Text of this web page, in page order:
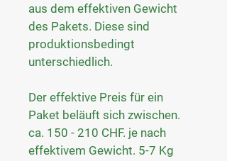
aus dem effektiven Gewicht
des Pakets. Diese sind
produktionsbedingt
unterschiedlich.
Der effektive Preis für ein
Paket beläuft sich zwischen.
ca. 150 - 210 CHF. je nach
effektivem Gewicht. 5-7 Kg